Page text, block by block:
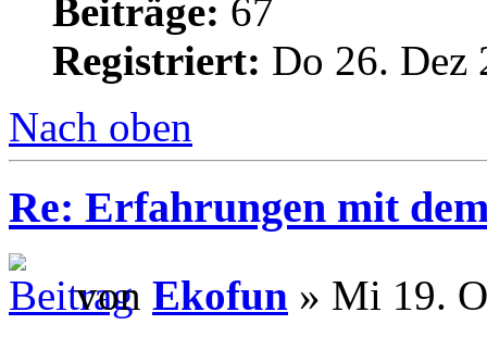
Beiträge: 67
Registriert: Do 26. Dez
Nach oben
Re: Erfahrungen mit
von Ekofun » Mi 19.